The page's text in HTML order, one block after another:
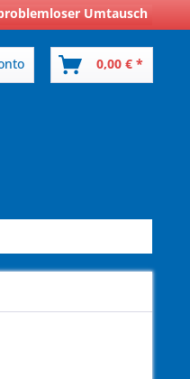
Umtausch
0,00 € *